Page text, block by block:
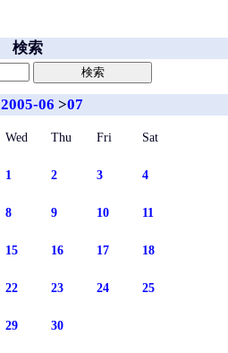
検索
2005-06 >07
Wed Thu Fri Sat
1 2 3 4
8 9 10 11
15 16 17 18
22 23 24 25
29 30